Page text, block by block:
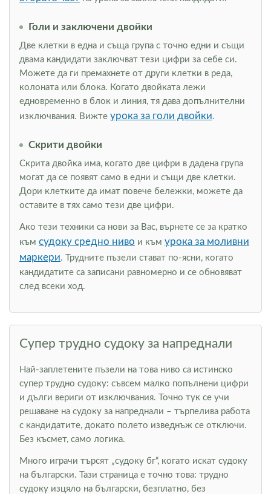
Голи и заключени двойки
Две клетки в една и съща група с точно едни и същи
двама кандидати заключват тези цифри за себе си.
Можете да ги премахнете от други клетки в реда,
колоната или блока. Когато двойката лежи
едновременно в блок и линия, тя дава допълнителни
изключвания. Вижте урока за голи двойки.
Скрити двойки
Скрита двойка има, когато две цифри в дадена група
могат да се появят само в едни и същи две клетки.
Дори клетките да имат повече бележки, можете да
оставите в тях само тези две цифри.
Ако тези техники са нови за Вас, върнете се за кратко
към судоку средно ниво и към урока за моливни
маркери. Трудните пъзели стават по-ясни, когато
кандидатите са записани равномерно и се обновяват
след всеки ход.
Супер трудно судоку за напреднали
Най-заплетените пъзели на това ниво са истинско
супер трудно судоку: съвсем малко попълнени цифри
и дълги вериги от изключвания. Точно тук се учи
решаване на судоку за напреднали – търпелива работа
с кандидатите, докато полето изведнъж се отключи.
Без късмет, само логика.
Много играчи търсят „судоку бг“, когато искат судоку
на български. Тази страница е точно това: трудно
судоку изцяло на български, безплатно, без